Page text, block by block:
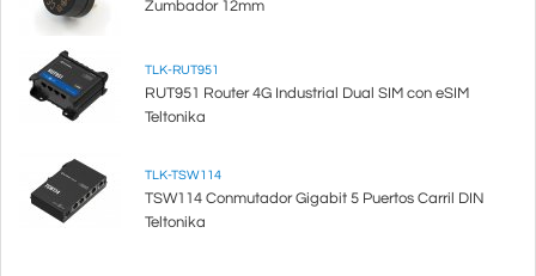
Zumbador 12mm
TLK-RUT951
RUT951 Router 4G Industrial Dual SIM con eSIM
Teltonika
TLK-TSW114
TSW114 Conmutador Gigabit 5 Puertos Carril DIN
Teltonika